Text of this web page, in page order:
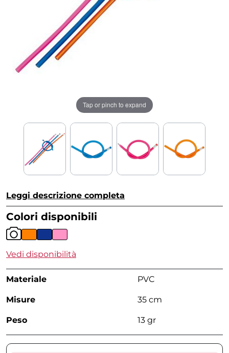
Tap or pinch to expand
Leggi descrizione completa
Colori disponibili
Vedi disponibilità
Materiale PVC
Misure 35 cm
Peso 13 gr